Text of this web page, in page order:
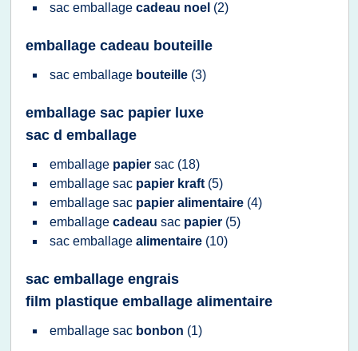
sac emballage cadeau noel (2)
emballage cadeau bouteille
sac emballage bouteille (3)
emballage sac papier luxe
sac d emballage
emballage papier sac (18)
emballage sac papier kraft (5)
emballage sac papier alimentaire (4)
emballage cadeau sac papier (5)
sac emballage alimentaire (10)
sac emballage engrais
film plastique emballage alimentaire
emballage sac bonbon (1)